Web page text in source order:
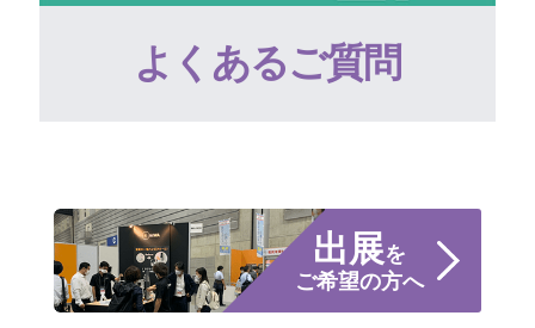
よくあるご質問
出展を
ご希望の方へ